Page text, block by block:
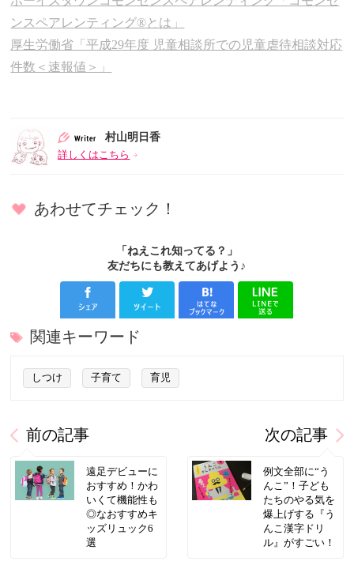
ンスペアレンティング®とは」
厚生労働省「平成29年度 児童相談所での児童虐待相談対応
件数＜速報値＞」
村山明日香
詳しくはこちら
あわせてチェック！
「ねえこれ知ってる？」
友だちにも教えてあげよう♪
関連キーワード
しつけ 子育て 育児
前の記事
遠足デビューに
おすすめ！かわ
いくて機能性も
◎なおすすめキ
ッズリュック6
選
次の記事
例文全部に“う
んこ”！子ども
たちのやる気を
爆上げする『う
んこ漢字ドリ
ル』がすごい！